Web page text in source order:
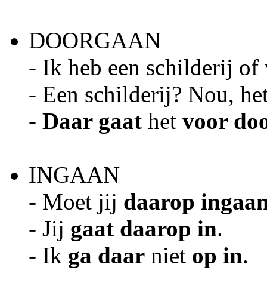
DOORGAAN
- Ik heb een schilderij
- Een schilderij? Nou,
- Daar gaat het voor
INGAAN
- Moet jij daarop
- Jij gaat daarop in.
- Ik ga daar niet op in.